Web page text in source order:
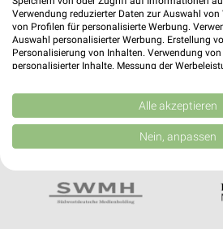
Jetzt
Prospekte App für
Prospekte App
Kostenlos im App Store
Verwendung reduzierter Daten zur Auswahl von
von Profilen für personalisierte Werbung.
Auswahl personalisierter Werbung. Erstellung
Personalisierung von Inhalten. Verwendung
personalisierter Inhalte. Messung der
Kombinationen von Daten aus verschiedenen
Verbesserung der Angebote. Verwendung
von Inhalten.
Daten können außerhalb der Europäischen
Website/App.
Partnerliste anzeigen (1 IAB-Anbieter)
Alle akzeptieren
Nein, anpassen